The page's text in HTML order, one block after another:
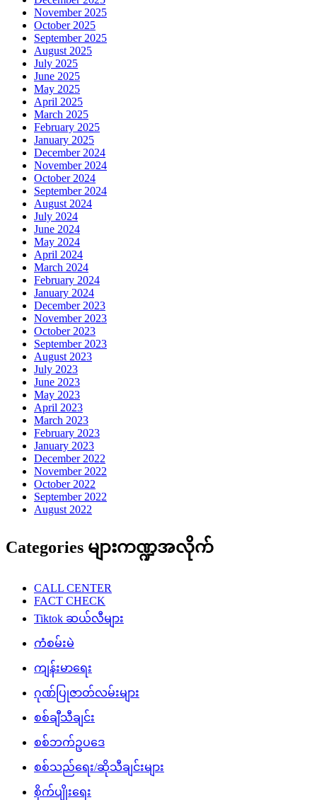
November 2025
October 2025
September 2025
August 2025
July 2025
June 2025
May 2025
April 2025
March 2025
February 2025
January 2025
December 2024
November 2024
October 2024
September 2024
August 2024
July 2024
June 2024
May 2024
April 2024
March 2024
February 2024
January 2024
December 2023
November 2023
October 2023
September 2023
August 2023
July 2023
June 2023
May 2023
April 2023
March 2023
February 2023
January 2023
December 2022
November 2022
October 2022
September 2022
August 2022
Categories များကဏ္ဍအလိုက်
CALL CENTER
FACT CHECK
Tiktok ဆယ်လီများ
ကံစမ်းမဲ
ကျန်းမာရေး
ဂုဏ်ပြုဇာတ်လမ်းများ
စစ်ချီသီချင်း
စစ်ဘက်ဥပဒေ
စစ်သည်ရေး/ဆိုသီချင်းများ
စိုက်ပျိုးရေး